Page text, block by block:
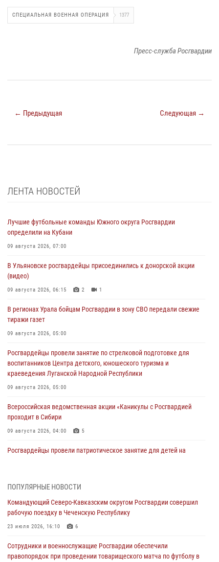
СПЕЦИАЛЬНАЯ ВОЕННАЯ ОПЕРАЦИЯ 1377
Пресс-служба Росгвардии
← Предыдущая Следующая →
ЛЕНТА НОВОСТЕЙ
Лучшие футбольные команды Южного округа Росгвардии
определили на Кубани
09 августа 2026, 07:00
В Ульяновске росгвардейцы присоединились к донорской акции
(видео)
09 августа 2026, 06:15 2 1
В регионах Урала бойцам Росгвардии в зону СВО передали свежие
тиражи газет
09 августа 2026, 05:00
Росгвардейцы провели занятие по стрелковой подготовке для
воспитанников Центра детского, юношеского туризма и
краеведения Луганской Народной Республики
09 августа 2026, 05:00
Всероссийская ведомственная акции «Каникулы с Росгвардией
проходит в Сибири
09 августа 2026, 04:00 5
Росгвардейцы провели патриотическое занятие для детей на
юных воспитанников спортивной школы
08 августа 2026, 13:00
стен музея истории космонавтики в Калуге
ПОПУЛЯРНЫЕ НОВОСТИ
Командующий Северо-Кавказским округом Росгвардии совершил
рабочую поездку в Чеченскую Республику
23 июля 2026, 16:10 6
Сотрудники и военнослужащие Росгвардии обеспечили
правопорядок при проведении товарищеского матча по футболу в